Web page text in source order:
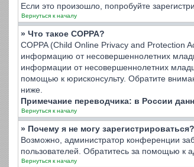
Если это произошло, попробуйте
Вернуться к началу
» Что такое COPPA?
COPPA (Child Online Privacy and Protection
информацию от несовершеннолетних
информации от несовершеннолетних
помощью к юрисконсульту. Обратите
ниже.
Примечание переводчика: в России
Вернуться к началу
» Почему я не могу зарегистрироваться?
Возможно, администратор конференции
пользователей. Обратитесь за помощью к
Вернуться к началу